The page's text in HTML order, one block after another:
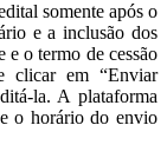
somente após o
e a inclusão dos
e o termo de cessão
clicar em “Enviar
la. A plataforma
o horário do envio